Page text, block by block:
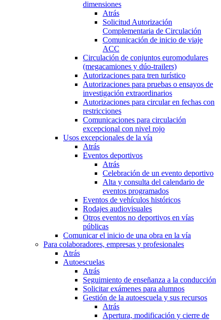
dimensiones
Atrás
Solicitud Autorización
Complementaria de Circulación
Comunicación de inicio de viaje
ACC
Circulación de conjuntos euromodulares
(megacamiones y dúo-trailers)
Autorizaciones para tren turístico
Autorizaciones para pruebas o ensayos de
investigación extraordinarios
Autorizaciones para circular en fechas con
restricciones
Comunicaciones para circulación
excepcional con nivel rojo
Usos excepcionales de la vía
Atrás
Eventos deportivos
Atrás
Celebración de un evento deportivo
Alta y consulta del calendario de
eventos programados
Eventos de vehículos históricos
Rodajes audiovisuales
Otros eventos no deportivos en vías
públicas
Comunicar el inicio de una obra en la vía
Para colaboradores, empresas y profesionales
Atrás
Autoescuelas
Atrás
Seguimiento de enseñanza a la conducción
Solicitar exámenes para alumnos
Gestión de la autoescuela y sus recursos
Atrás
Apertura, modificación y cierre de